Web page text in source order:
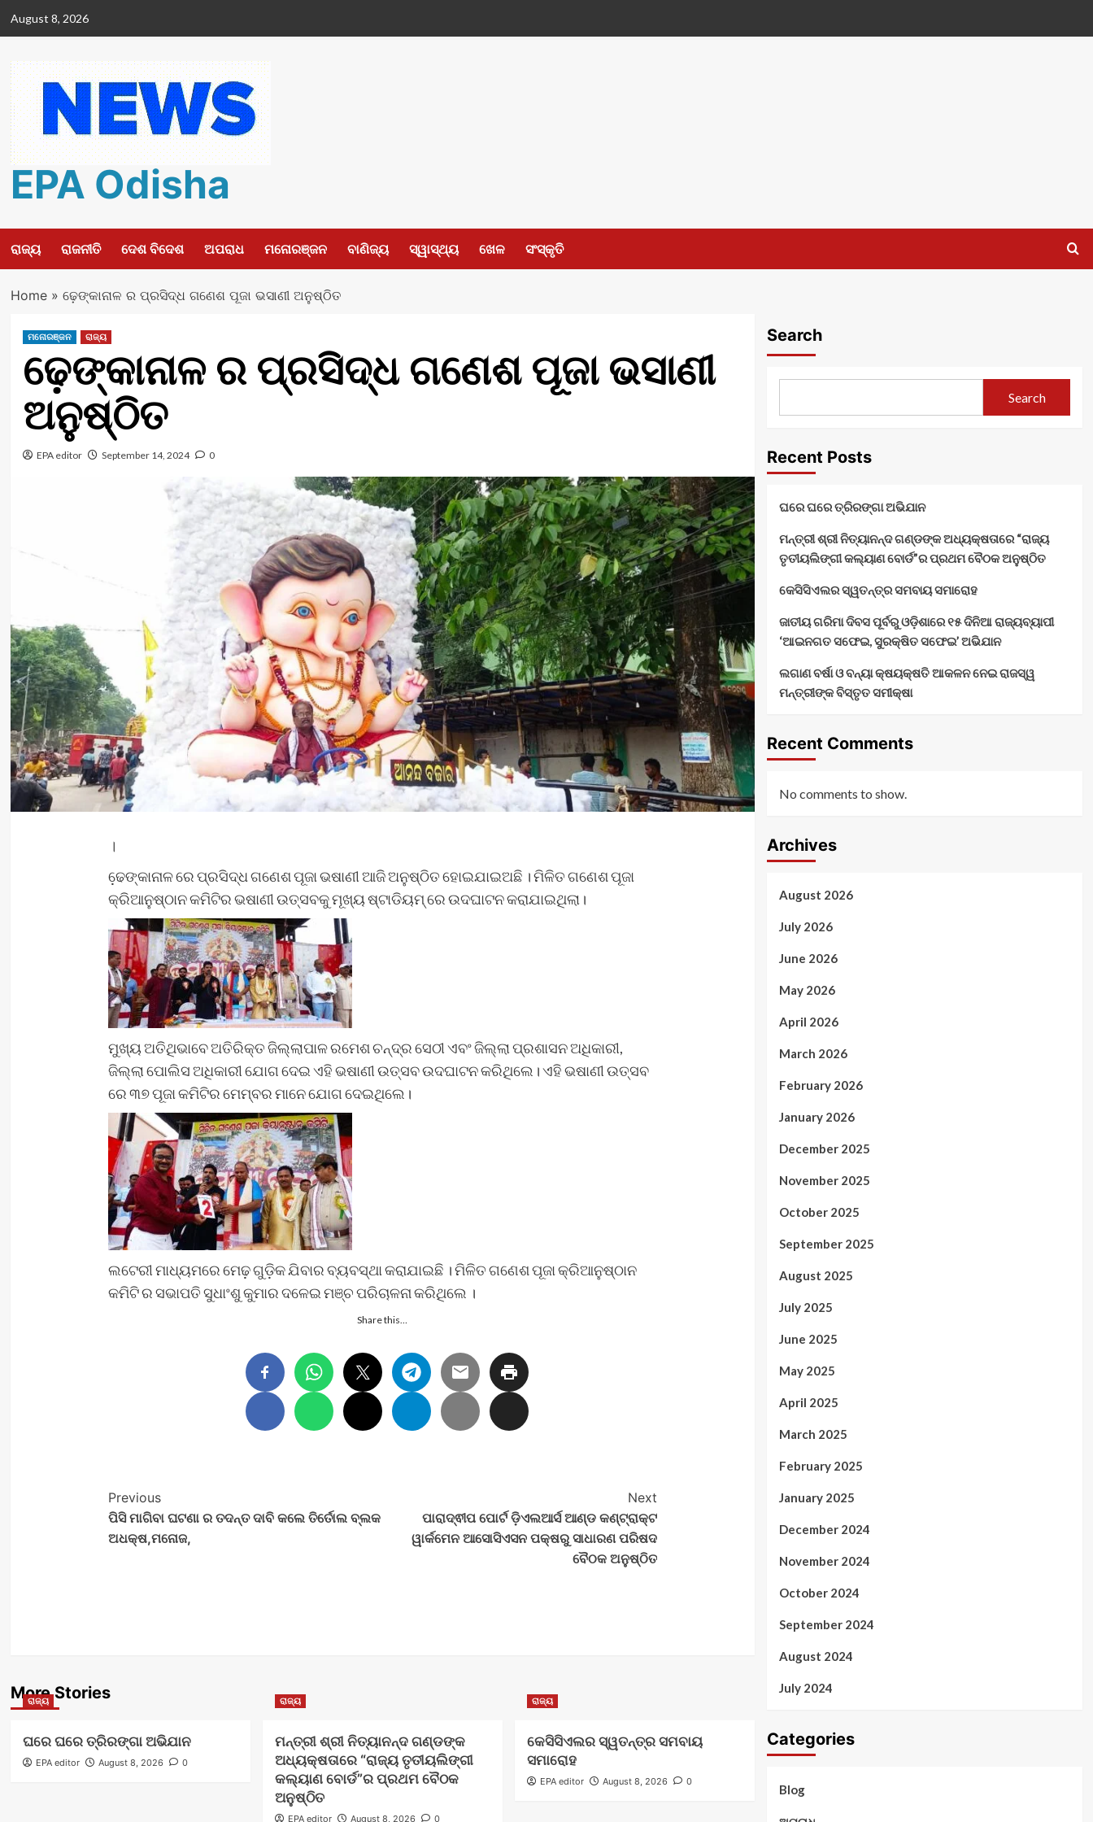
August 8, 2026
EPA Odisha
ରାଜ୍ୟ ରାଜନୀତି ଦେଶ ବିଦେଶ ଅପରାଧ ମନୋରଞ୍ଜନ ବାଣିଜ୍ୟ ସ୍ୱାସ୍ଥ୍ୟ ଖେଳ ସଂସ୍କୃତି
Home» ଢ଼େଙ୍କାନାଳ ର ପ୍ରସିଦ୍ଧ ଗଣେଶ ପୂଜା ଭସାଣୀ ଅନୁଷ୍ଠିତ
ମନୋରଞ୍ଜନ ରାଜ୍ୟ
ଢ଼େଙ୍କାନାଳ ର ପ୍ରସିଦ୍ଧ ଗଣେଶ ପୂଜା ଭସାଣୀ
ଅନୁଷ୍ଠିତ
EPA editor September 14, 2024 0
।
ଢେ଼ଙ୍କାନାଳ ରେ ପ୍ରସିଦ୍ଧ ଗଣେଶ ପୂଜା ଭଷାଣୀ ଆଜି ଅନୁଷ୍ଠିତ ହୋଇଯାଇଅଛି । ମିଳିତ ଗଣେଶ ପୂଜା
କ୍ରିଆନୁଷ୍ଠାନ କମିଟିର ଭଷାଣୀ ଉତ୍ସବକୁ ମୂଖ୍ୟ ଷ୍ଟାଡିୟମ୍ ରେ ଉଦଘାଟନ କରାଯାଇଥିଲା।
ମୁଖ୍ୟ ଅତିଥିଭାବେ ଅତିରିକ୍ତ ଜିଲ୍ଲାପାଳ ରମେଶ ଚନ୍ଦ୍ର ସେଠୀ ଏବଂ ଜିଲ୍ଲା ପ୍ରଶାସନ ଅଧିକାରୀ,
ଜିଲ୍ଲା ପୋଲିସ ଅଧିକାରୀ ଯୋଗ ଦେଇ ଏହି ଭଷାଣୀ ଉତ୍ସବ ଉଦଘାଟନ କରିଥିଲେ। ଏହି ଭଷାଣୀ ଉତ୍ସବ
ରେ ୩୭ ପୂଜା କମିଟିର ମେମ୍ବର ମାନେ ଯୋଗ ଦେଇଥିଲେ।
ଲଟେରୀ ମାଧ୍ୟମରେ ମେଢ଼ ଗୁଡ଼ିକ ଯିବାର ବ୍ୟବସ୍ଥା କରାଯାଇଛି । ମିଳିତ ଗଣେଶ ପୂଜା କ୍ରିଆନୁଷ୍ଠାନ
କମିଟି ର ସଭାପତି ସୁଧାଂଶୁ କୁମାର ଦଳେଇ ମଞ୍ଚ ପରିଚାଳନା କରିଥିଲେ ।
Share this…
Post
Navigation
Previous
ପିସି ମାଗିବା ଘଟଣା ର ତଦନ୍ତ ଦାବି କଲେ ତିର୍ତୋଲ ବ୍ଲକ
ଅଧକ୍ଷ,ମନୋଜ,
Next
ପାରାଦ୍ଵୀପ ପୋର୍ଟ ଡ଼ିଏଲଆର୍ସ ଆଣ୍ଡ କଣ୍ଟ୍ରାକ୍ଟ
ୱାର୍କମେନ ଆସୋସିଏସନ ପକ୍ଷରୁ ସାଧାରଣ ପରିଷଦ
ବୈଠକ ଅନୁଷ୍ଠିତ
More Stories
ରାଜ୍ୟ
ଘରେ ଘରେ ତ୍ରିରଙ୍ଗା ଅଭିଯାନ
EPA editor August 8, 2026 0
ରାଜ୍ୟ
ମନ୍ତ୍ରୀ ଶ୍ରୀ ନିତ୍ୟାନନ୍ଦ ଗଣ୍ଡଙ୍କ
ଅଧ୍ୟକ୍ଷତାରେ “ରାଜ୍ୟ ତୃତୀୟଲିଙ୍ଗୀ
କଲ୍ୟାଣ ବୋର୍ଡ”ର ପ୍ରଥମ ବୈଠକ
ଅନୁଷ୍ଠିତ
EPA editor August 8, 2026 0
ରାଜ୍ୟ
କେସିସିଏଲର ସ୍ୱତନ୍ତ୍ର ସମବାୟ
ସମାରୋହ
EPA editor August 8, 2026 0
Search
Search
Recent Posts
ଘରେ ଘରେ ତ୍ରିରଙ୍ଗା ଅଭିଯାନ
ମନ୍ତ୍ରୀ ଶ୍ରୀ ନିତ୍ୟାନନ୍ଦ ଗଣ୍ଡଙ୍କ ଅଧ୍ୟକ୍ଷତାରେ “ରାଜ୍ୟ
ତୃତୀୟଲିଙ୍ଗୀ କଲ୍ୟାଣ ବୋର୍ଡ”ର ପ୍ରଥମ ବୈଠକ ଅନୁଷ୍ଠିତ
କେସିସିଏଲର ସ୍ୱତନ୍ତ୍ର ସମବାୟ ସମାରୋହ
ଜାତୀୟ ଗରିମା ଦିବସ ପୂର୍ବରୁ ଓଡ଼ିଶାରେ ୧୫ ଦିନିଆ ରାଜ୍ୟବ୍ୟାପୀ
‘ଆଇନଗତ ସଫେଇ, ସୁରକ୍ଷିତ ସଫେଇ’ ଅଭିଯାନ
ଲଗାଣ ବର୍ଷା ଓ ବନ୍ୟା କ୍ଷୟକ୍ଷତି ଆକଳନ ନେଇ ରାଜସ୍ୱ
ମନ୍ତ୍ରୀଙ୍କ ବିସ୍ତୃତ ସମୀକ୍ଷା
Recent Comments
No comments to show.
Archives
August 2026
July 2026
June 2026
May 2026
April 2026
March 2026
February 2026
January 2026
December 2025
November 2025
October 2025
September 2025
August 2025
July 2025
June 2025
May 2025
April 2025
March 2025
February 2025
January 2025
December 2024
November 2024
October 2024
September 2024
August 2024
July 2024
Categories
Blog